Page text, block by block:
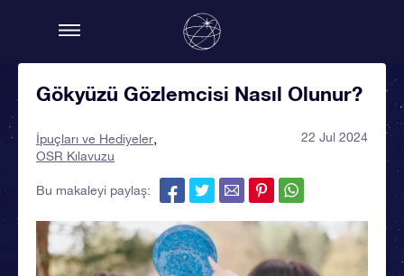
Gökyüzü Gözlemcisi Nasıl Olunur?
İpuçları ve Hediyeler
OSR Kılavuzu
22 Jul 2024
Bu makaleyi paylaş: